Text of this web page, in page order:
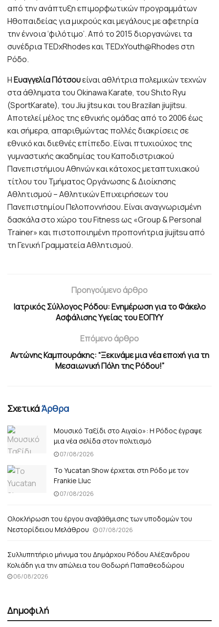
από την ανάπτυξη επιμορφωτικών προγραμμάτων
Ηθοπαιδείας για μικρούς και μεγάλους με αφετηρία
την έννοια ‘φιλότιμο’. Από το 2015 διοργανώνει τα
συνέδρια TEDxRhodes και TEDxYouth@Rhodes στη
Ρόδο.
ΗΕυαγγελία Πότσουείναι αθλήτρια πολεμικών τεχνών
στα άθληματα του Okinawa Κarate, του Shιto Ryu
(SportKarate), του Jiu jitsu και του Brazilan jiujitsu.
Αποτελεί μέλος της εθνικής ομάδας από το 2006 έως
και σήμερα, απαριθμώντας πολλές διακρίσεις σε
εθνικό και διεθνές επίπεδο. Είναι πτυχιούχος της
γυμναστικής ακαδημίας του Καποδιστριακού
Πανεπιστήμιου Αθηνών και κάτοχος μεταπτυχιακού
τίτλου του Τμήματος Οργάνωσης & Διοίκησης
Αθλητισμού – Αθλητικών Επιχειρήσεων του
Πανεπιστημίου Πελοποννήσου. Είναι αναγνωρισμένη
δασκάλα στο χώρο του Fitness ως «Group & Personal
Trainer» και πιστοποιημένη προπονήτρια jiujitsu από
τη Γενική Γραμματεία Αθλητισμού.
Προηγούμενο άρθρο
Ιατρικός Σύλλογος Ρόδου: Ενημέρωση για το Φάκελο
Ασφάλισης Υγείας του ΕΟΠΥΥ
Επόμενο άρθρο
Αντώνης Καμπουράκης: “Ξεκινάμε μια νέα εποχή για τη
Μεσαιωνική Πόλη της Ρόδου!”
ΣχετικάΆρθρα
Μουσικό Ταξίδι στο Αιγαίο»: Η Ρόδος έγραψε
μια νέα σελίδα στον πολιτισμό
07/08/2026
Το Yucatan Show έρχεται στη Ρόδο με τον
Frankie Lluc
07/08/2026
Ολοκλήρωση του έργου αναβάθμισης των υποδομών του
Νεστορίδειου Μελάθρου
07/08/2026
Συλλυπητήριο μήνυμα του Δημάρχου Ρόδου Αλέξανδρου
Κολιάδη για την απώλεια του Θοδωρή Παπαθεοδώρου
06/08/2026
Δημοφιλή